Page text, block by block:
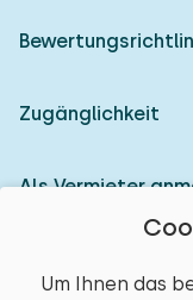
Um Ihnen das
Zugänglichkeit
Als Vermieter